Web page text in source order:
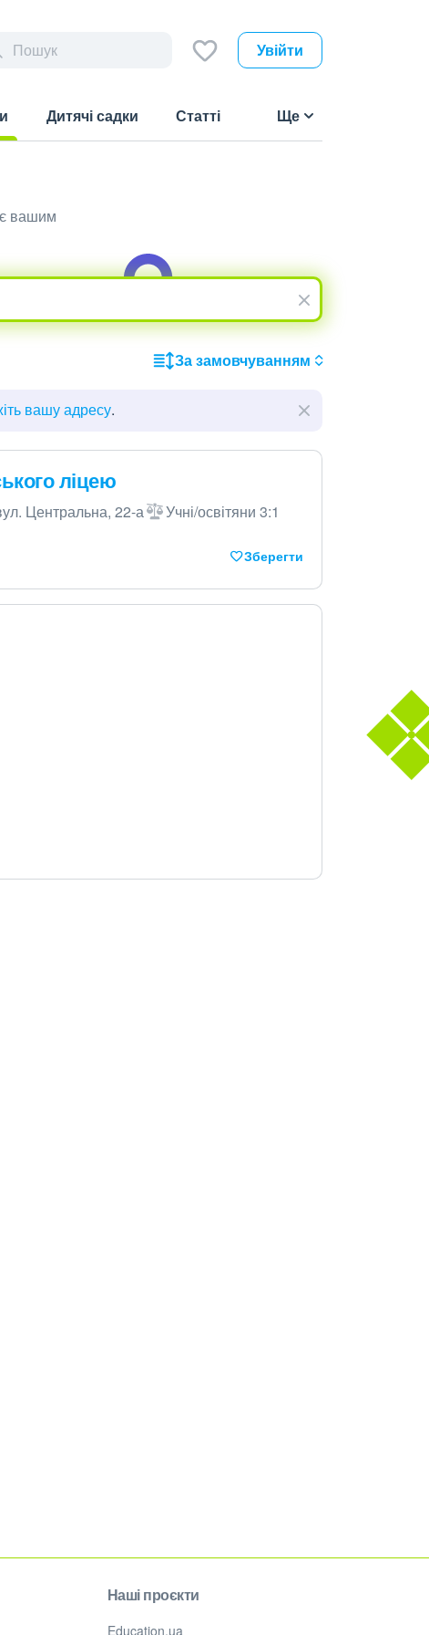
Увійти
Дитячі садки Статті Ще
вашим
За замовчуванням
вашу адресу.
ліцею
Центральна, 22-а Учні/освітяни 3:1
Зберегти
Наші проєкти
Education.ua